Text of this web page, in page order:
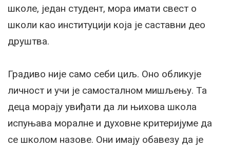
школе, један студент, мора имати свест о
школи као институцији која је саставни део
друштва.
Градиво није само себи циљ. Оно обликује
личност и учи је самосталном мишљењу. Та
деца морају увиђати да ли њихова школа
испуњава моралне и духовне критеријуме да
се школом назове. Они имају обавезу да је